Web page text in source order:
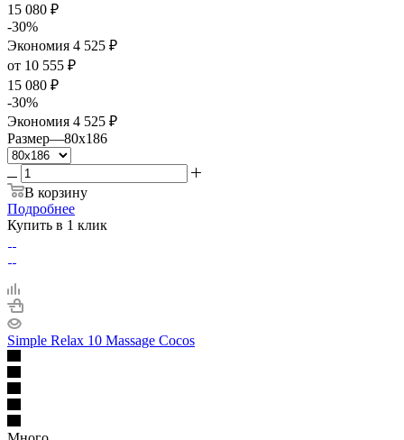
15 080 ₽
-30%
Экономия 4 525 ₽
от 10 555 ₽
15 080 ₽
-30%
Экономия 4 525 ₽
Размер—80x186
В корзину
Подробнее
Купить в 1 клик
Simple Relax 10 Massage Cocos